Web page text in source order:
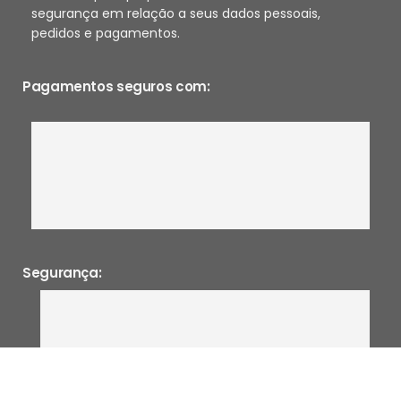
segurança em relação a seus dados pessoais,
pedidos e pagamentos.
Pagamentos seguros com:
Segurança: